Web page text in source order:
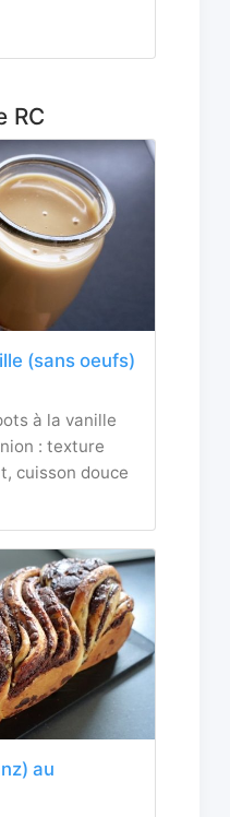
RC
(sans oeufs)
à la vanille
: texture
cuisson douce
au